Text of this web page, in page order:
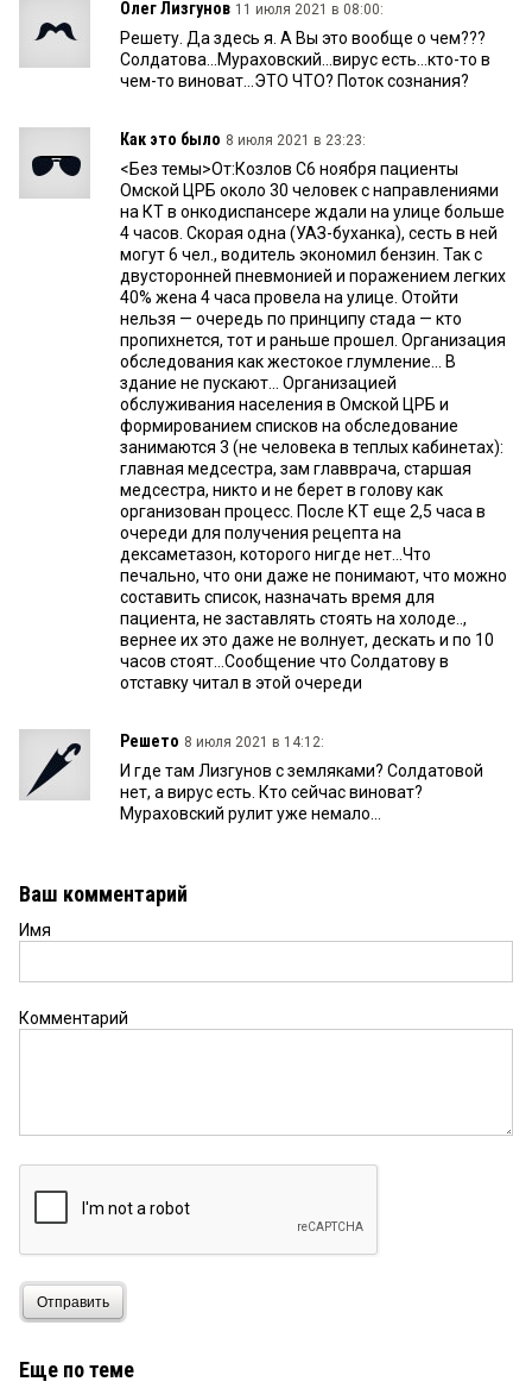
Олег Лизгунов 11 июля 2021 в 08:00:
Решету. Да здесь я. А Вы это вообще о чем???
Солдатова...Мураховский...вирус есть...кто-то в
чем-то виноват...ЭТО ЧТО? Поток сознания?
Как это было 8 июля 2021 в 23:23:
<Без темы>От:Козлов С6 ноября пациенты
Омской ЦРБ около 30 человек с направлениями
на КТ в онкодиспансере ждали на улице больше
4 часов. Скорая одна (УАЗ-буханка), сесть в ней
могут 6 чел., водитель экономил бензин. Так с
двусторонней пневмонией и поражением легких
40% жена 4 часа провела на улице. Отойти
нельзя — очередь по принципу стада — кто
пропихнется, тот и раньше прошел. Организация
обследования как жестокое глумление... В
здание не пускают... Организацией
обслуживания населения в Омской ЦРБ и
формированием списков на обследование
занимаются 3 (не человека в теплых кабинетах):
главная медсестра, зам главврача, старшая
медсестра, никто и не берет в голову как
организован процесс. После КТ еще 2,5 часа в
очереди для получения рецепта на
дексаметазон, которого нигде нет...Что
печально, что они даже не понимают, что можно
составить список, назначать время для
пациента, не заставлять стоять на холоде..,
вернее их это даже не волнует, дескать и по 10
часов стоят…Сообщение что Солдатову в
отставку читал в этой очереди
Решето 8 июля 2021 в 14:12:
И где там Лизгунов с земляками? Солдатовой
нет, а вирус есть. Кто сейчас виноват?
Мураховский рулит уже немало...
Ваш комментарий
Имя
Комментарий
Отправить
Еще по теме